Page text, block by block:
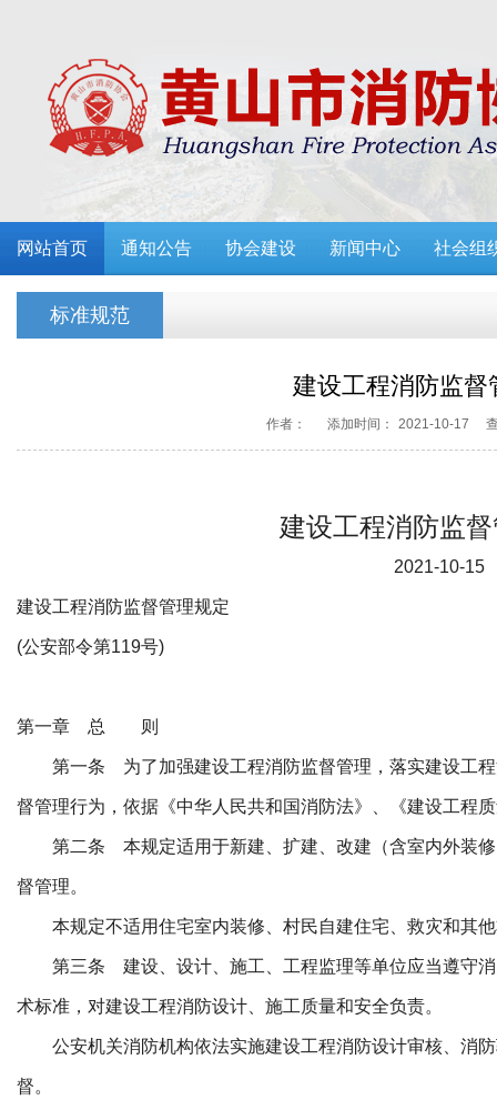
网站首页 通知公告 协会建设 新闻中心 社会组
标准规范
建设工程消防监督
作者： 添加时间： 2021-10-17
建设工程消防监
2021-10-15
建设工程消防监督管理规定
(公安部令第119号)
第一章 总 则
第一条 为了加强建设工程消防监督管理，落实建设工程
督管理行为，依据《中华人民共和国消防法》、《建设工程
第二条 本规定适用于新建、扩建、改建（含室内外装修
督管理。
本规定不适用住宅室内装修、村民自建住宅、救灾和其他
第三条 建设、设计、施工、工程监理等单位应当遵守消
术标准，对建设工程消防设计、施工质量和安全负责。
公安机关消防机构依法实施建设工程消防设计审核、消防
督。